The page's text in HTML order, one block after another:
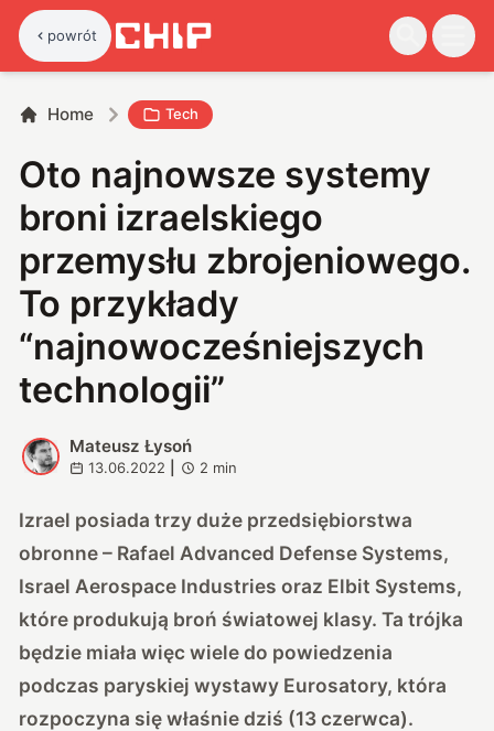
powrót
Home Tech
Oto najnowsze systemy
broni izraelskiego
przemysłu zbrojeniowego.
To przykłady
“najnowocześniejszych
technologii”
M
Mateusz Łysoń
13.06.2022 2 min
Izrael posiada trzy duże przedsiębiorstwa
obronne – Rafael Advanced Defense Systems,
Israel Aerospace Industries oraz Elbit Systems,
które produkują broń światowej klasy. Ta trójka
będzie miała więc wiele do powiedzenia
podczas paryskiej wystawy Eurosatory, która
rozpoczyna się właśnie dziś (13 czerwca).